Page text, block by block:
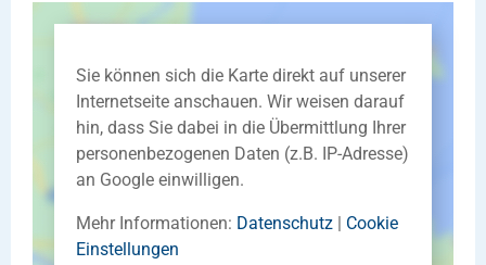
Sie können sich die Karte direkt auf unserer
Internetseite anschauen. Wir weisen darauf
hin, dass Sie dabei in die Übermittlung Ihrer
personenbezogenen Daten (z.B. IP-Adresse)
an Google einwilligen.
Mehr Informationen: Datenschutz | Cookie
Einstellungen